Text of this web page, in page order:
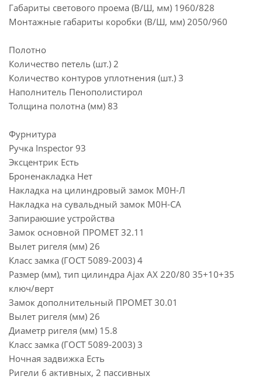
Габариты светового проема (В/Ш, мм) 1960/828
Монтажные габариты коробки (В/Ш, мм) 2050/960
Полотно
Количество петель (шт.) 2
Количество контуров уплотнения (шт.) 3
Наполнитель Пенополистирол
Толщина полотна (мм) 83
Фурнитура
Ручка Inspector 93
Эксцентрик Есть
Броненакладка Нет
Накладка на цилиндровый замок М0Н-Л
Накладка на сувальдный замок М0Н-СА
Запираюшие устройства
Замок основной ПРОМЕТ 32.11
Вылет ригеля (мм) 26
Класс замка (ГОСТ 5089-2003) 4
Размер (мм), тип цилиндра Ajax AX 220/80 35+10+35
ключ/верт
Замок дополнительный ПРОМЕТ 30.01
Вылет ригеля (мм) 26
Диаметр ригеля (мм) 15.8
Класс замка (ГОСТ 5089-2003) 3
Ночная задвижка Есть
Ригели 6 активных, 2 пассивных